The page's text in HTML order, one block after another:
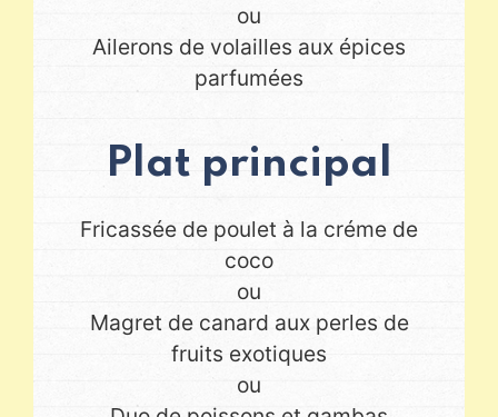
ou
Ailerons de volailles aux épices
parfumées
Plat principal
Fricassée de poulet à la créme de
coco
ou
Magret de canard aux perles de
fruits exotiques
ou